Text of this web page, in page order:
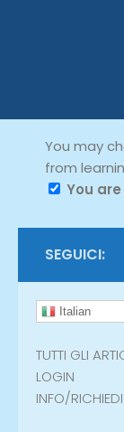
You may
from
You
SEGUICI:
Italian
TUTTI GLI
LOGIN
INFO/